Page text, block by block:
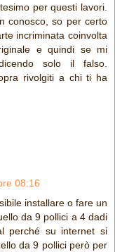
per questi lavori.
conosco, so per certo
incriminata coinvolta
e quindi se mi
solo il falso.
rivolgiti a chi ti ha
08:16
installare o fare un
da 9 pollici a 4 dadi
perché su internet si
da 9 pollici però per